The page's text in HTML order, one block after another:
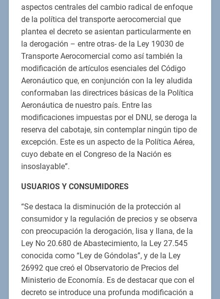
aspectos centrales del cambio radical de enfoque
de la política del transporte aerocomercial que
plantea el decreto se asientan particularmente en
la derogación – entre otras- de la Ley 19030 de
Transporte Aerocomercial como así también la
modificación de artículos esenciales del Código
Aeronáutico que, en conjunción con la ley aludida
conformaban las directrices básicas de la Política
Aeronáutica de nuestro país. Entre las
modificaciones impuestas por el DNU, se deroga la
reserva del cabotaje, sin contemplar ningún tipo de
excepción. Este es un aspecto de la Política Aérea,
cuyo debate en el Congreso de la Nación es
insoslayable”.
USUARIOS Y CONSUMIDORES
“Se destaca la disminución de la protección al
consumidor y la regulación de precios y se observa
con preocupación la derogación, lisa y llana, de la
Ley No 20.680 de Abastecimiento, la Ley 27.545
conocida como “Ley de Góndolas”, y de la Ley
26992 que creó el Observatorio de Precios del
Ministerio de Economía. Es de destacar que con el
decreto se introduce una profunda modificación a